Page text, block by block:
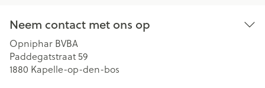
Neem contact met ons op
Opniphar BVBA
Paddegatstraat 59
1880 Kapelle-op-den-bos